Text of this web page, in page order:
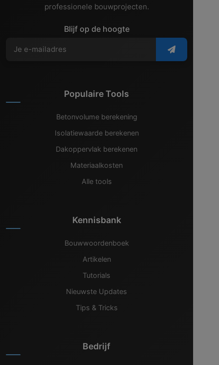
professionele bouwprojecten.
Blijf op de hoogte
Populaire Tools
Betonvolume berekening
Isolatiewaarde berekenen
Dakoppervlak berekenen
Materiaalkosten
Alle tools
Kennisbank
Bouwwoordenboek
Artikelen
Tutorials
Nieuwste Updates
Tips & Tricks
Bedrijf